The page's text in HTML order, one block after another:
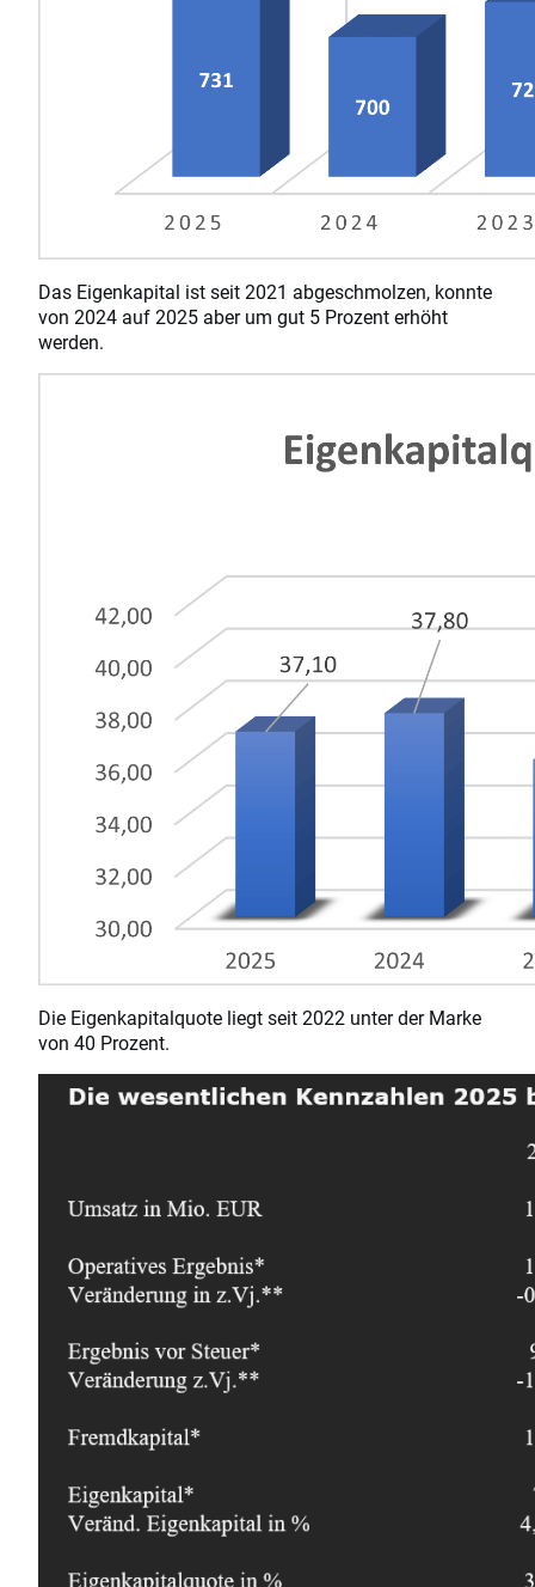
Das Eigenkapital ist seit 2021 abgeschmolzen, konnte
von 2024 auf 2025 aber um gut 5 Prozent erhöht
werden.
Die Eigenkapitalquote liegt seit 2022 unter der Marke
von 40 Prozent.